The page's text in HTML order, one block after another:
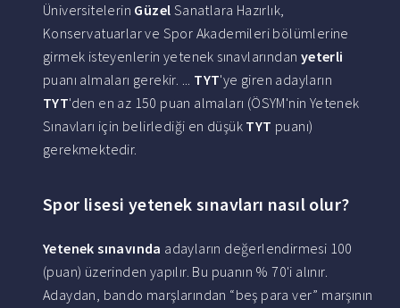
Üniversitelerin Güzel Sanatlara Hazırlık,
Konservatuarlar ve Spor Akademileri bölümlerine
girmek isteyenlerin yetenek sınavlarından yeterli
puanı almaları gerekir. ... TYT'ye giren adayların
TYT'den en az 150 puan almaları (ÖSYM'nin Yetenek
Sınavları için belirlediği en düşük TYT puanı)
gerekmektedir.
Spor lisesi yetenek sınavları nasıl olur?
Yetenek sınavında adayların değerlendirmesi 100
(puan) üzerinden yapılır. Bu puanın % 70'i alınır.
Adaydan, bando marşlarından “beş para ver” marşının